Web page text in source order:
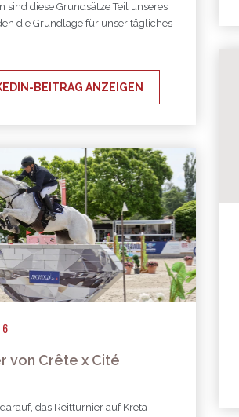
sind diese Grundsätze Teil unseres
die Grundlage für unser tägliches
BEITRAG ANZEIGEN
von Crête x Cité
das Reitturnier auf Kreta